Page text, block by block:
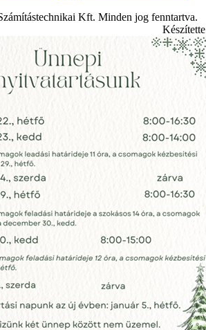
Kft. Minden jog fenntartva.